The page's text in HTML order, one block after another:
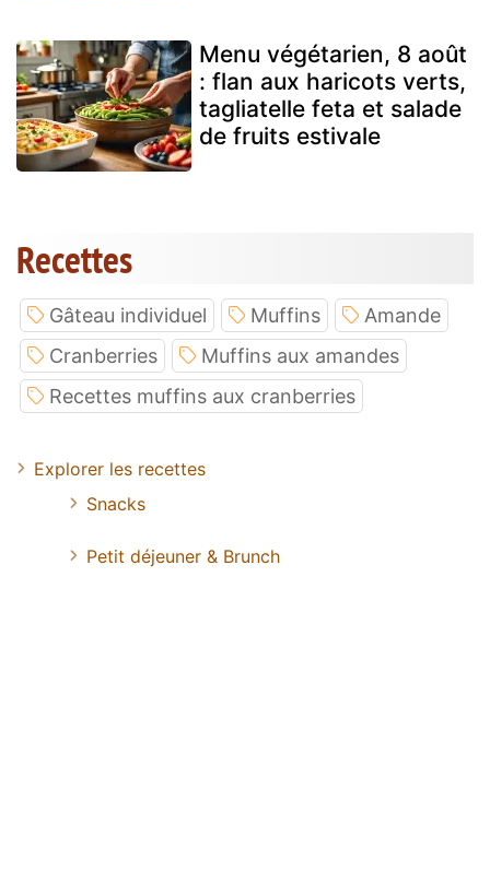
Menu végétarien, 8 août
: flan aux haricots verts,
tagliatelle feta et salade
de fruits estivale
Recettes
Gâteau individuel Muffins
Amande
Cranberries
Muffins aux amandes
Recettes muffins aux cranberries
Explorer les recettes
Snacks
Petit déjeuner & Brunch